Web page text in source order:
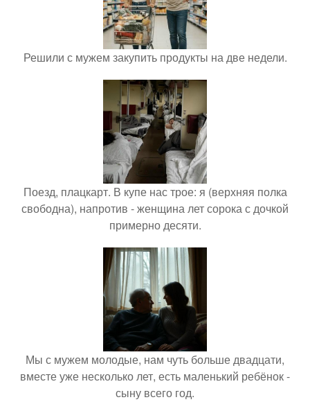
Решили с мужем закупить продукты на две недели.
Поезд, плацкарт. В купе нас трое: я (верхняя полка
свободна), напротив - женщина лет сорока с дочкой
примерно десяти.
Мы с мужем молодые, нам чуть больше двадцати,
вместе уже несколько лет, есть маленький ребёнок -
сыну всего год.